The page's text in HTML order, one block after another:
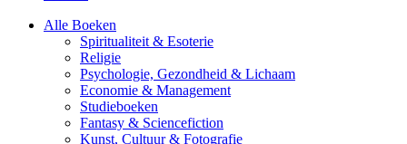
Alle Boeken
Spiritualiteit & Esoterie
Religie
Psychologie, Gezondheid & Lichaam
Economie & Management
Studieboeken
Fantasy & Sciencefiction
Kunst, Cultuur & Fotografie